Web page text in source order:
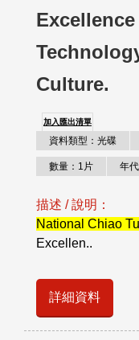
Culture.
加入匯出清單
資料類型：光碟
數量：1片 年
描述 / 說明：
National Chiao
Excellen..
詳細資料